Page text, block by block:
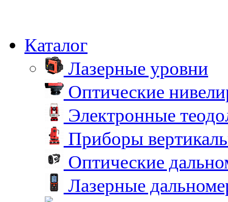
Каталог
Лазерные уровни
Оптические
Электронные
Приборы
Оптические
Лазерные